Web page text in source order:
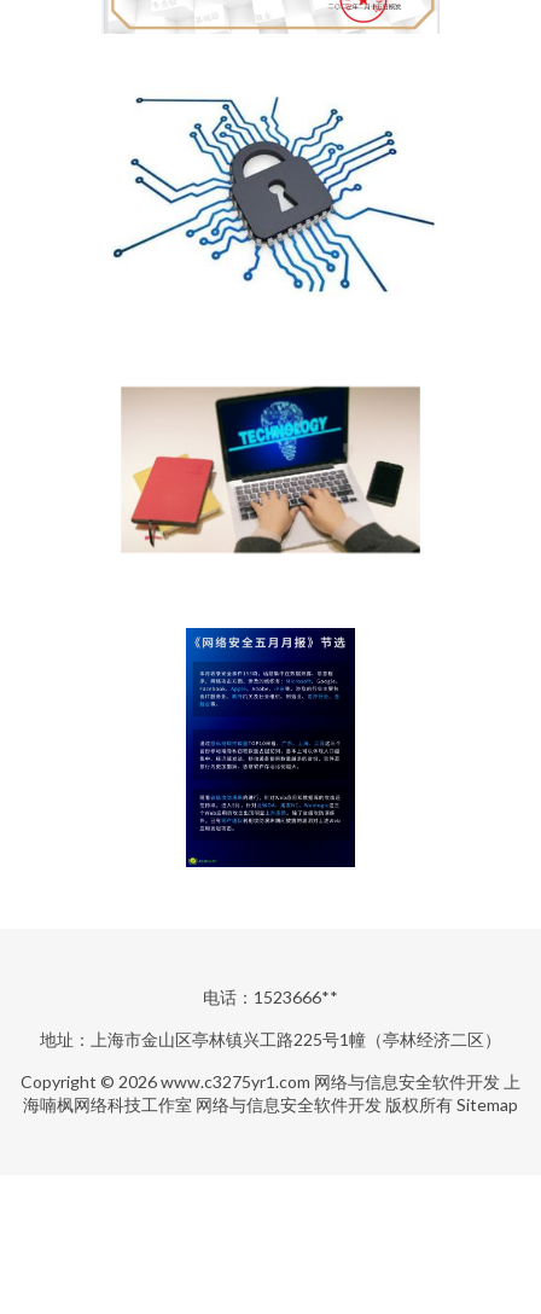
电话：1523666**
地址：上海市金山区亭林镇兴工路225号1幢（亭林经济二区）
Copyright © 2026www.c3275yr1.com 网络与信息安全软件开发 上
海喃枫网络科技工作室 网络与信息安全软件开发 版权所有Sitemap